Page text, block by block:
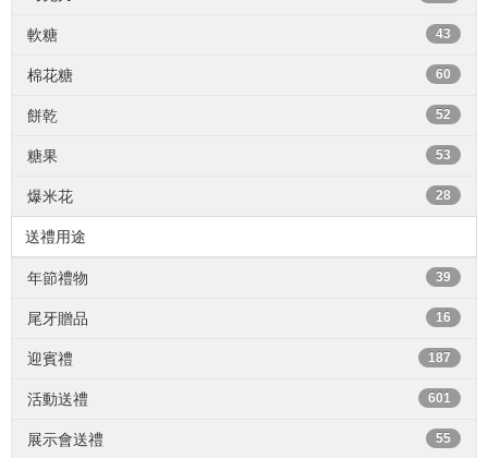
軟糖 43
棉花糖 60
餅乾 52
糖果 53
爆米花 28
送禮用途
年節禮物 39
尾牙贈品 16
迎賓禮 187
活動送禮 601
展示會送禮 55